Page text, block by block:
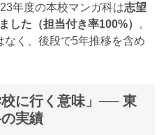
年度の本校マンガ科は志望
した（担当付き率100%）
。
なく、後段で5年推移を含め
に行く意味」── 東
実績